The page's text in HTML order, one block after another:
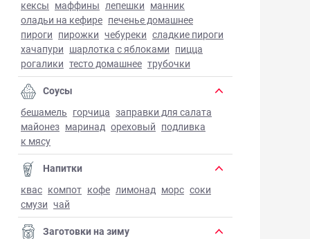
кексы маффины лепешки манник
оладьи на кефире печенье домашнее
пироги пирожки чебуреки сладкие пироги
хачапури шарлотка с яблоками пицца
рогалики тесто домашнее трубочки
Соусы
бешамель горчица заправки для салата
майонез маринад ореховый подливка
к мясу
Напитки
квас компот кофе лимонад морс соки
смузи чай
Заготовки на зиму